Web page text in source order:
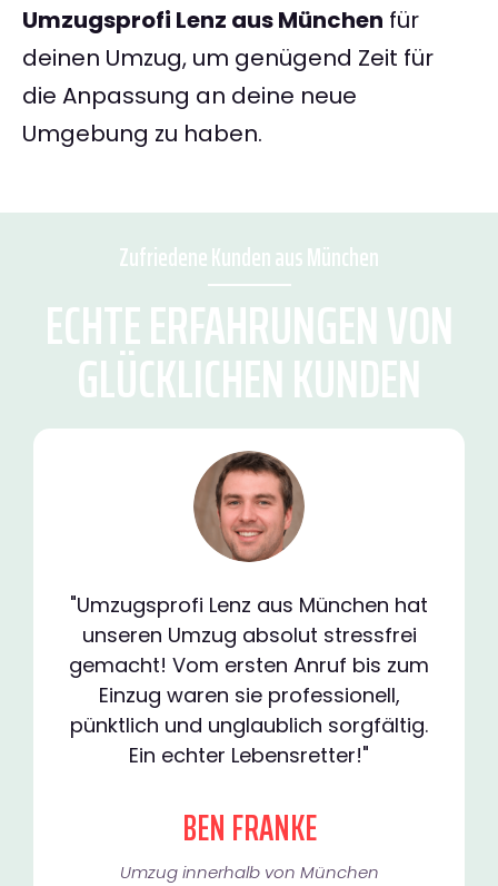
Umzugsprofi Lenz aus München für
deinen Umzug, um genügend Zeit für
die Anpassung an deine neue
Umgebung zu haben.
Zufriedene Kunden aus München
ECHTE ERFAHRUNGEN VON
GLÜCKLICHEN KUNDEN
"Umzugsprofi Lenz aus München hat
unseren Umzug absolut stressfrei
gemacht! Vom ersten Anruf bis zum
Einzug waren sie professionell,
pünktlich und unglaublich sorgfältig.
Ein echter Lebensretter!"
BEN FRANKE
Umzug innerhalb von München​